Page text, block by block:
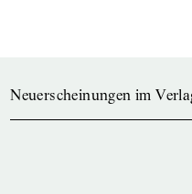
Neuerscheinungen im